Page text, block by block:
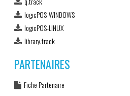
logicPOS-WINDOWS
logicPOS-LINUX
library.track
PARTENAIRES
Fiche Partenaire